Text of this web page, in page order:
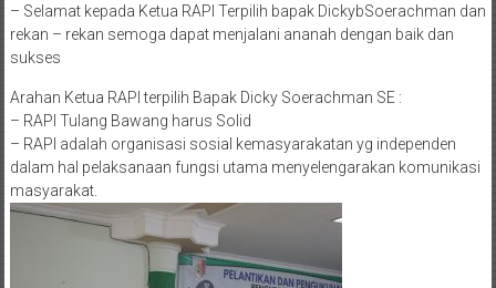
– Selamat kepada Ketua RAPI Terpilih bapak DickybSoerachman dan
rekan – rekan semoga dapat menjalani ananah dengan baik dan
sukses
Arahan Ketua RAPI terpilih Bapak Dicky Soerachman SE :
– RAPI Tulang Bawang harus Solid
– RAPI adalah organisasi sosial kemasyarakatan yg independen
dalam hal pelaksanaan fungsi utama menyelengarakan komunikasi
masyarakat.